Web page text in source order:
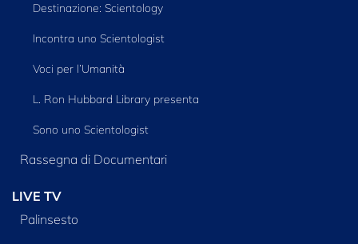
Destinazione: Scientology
Incontra uno Scientologist
Voci per l’Umanità
L. Ron Hubbard Library presenta
Sono uno Scientologist
Rassegna di Documentari
LIVE TV
Palinsesto